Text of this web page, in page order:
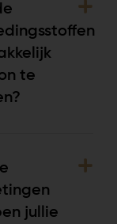
te
jullie